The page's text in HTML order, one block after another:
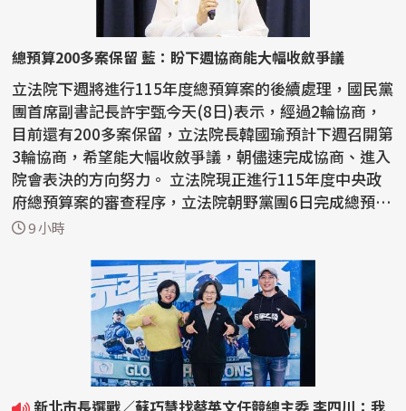
總預算200多案保留 藍：盼下週協商能大幅收斂爭議
立法院下週將進行115年度總預算案的後續處理，國民黨
團首席副書記長許宇甄今天(8日)表示，經過2輪協商，
目前還有200多案保留，立法院長韓國瑜預計下週召開第
3輪協商，希望能大幅收斂爭議，朝儘速完成協商、進入
院會表決的方向努力。 立法院現正進行115年度中央政
府總預算案的審查程序，立法院朝野黨團6日完成總預算
案...9 小時